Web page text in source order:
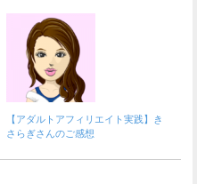
【アダルトアフィリエイト実践】き
さらぎさんのご感想